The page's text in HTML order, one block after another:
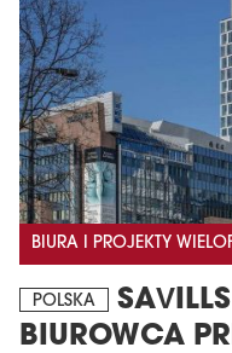
BIURA I PROJEKTY
POLSKA
BIUROWCA